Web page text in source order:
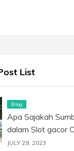
List
Blog
Apa Sajakah
dalam Slot gacor
JULY 29, 2023